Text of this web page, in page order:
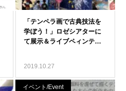
2019.10.27
イベント/Event